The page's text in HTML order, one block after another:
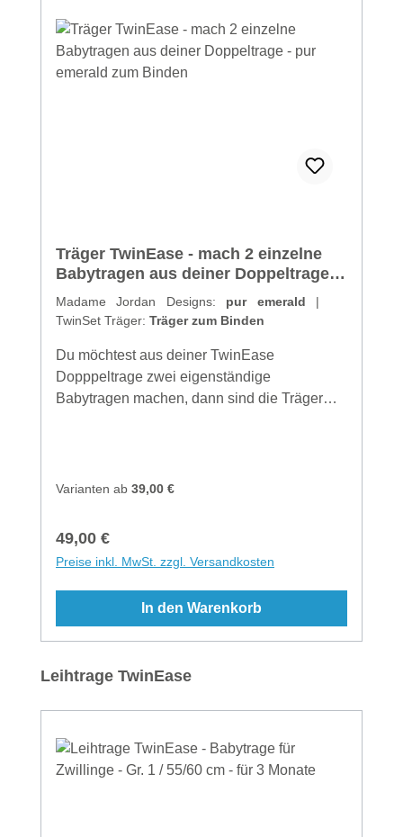
Träger TwinEase - mach 2 einzelne
Babytragen aus deiner Doppeltrage -
pur emerald zum Binden
Madame Jordan Designs: pur emerald |
TwinSet Träger: Träger zum Binden
Du möchtest aus deiner TwinEase
Dopppeltrage zwei eigenständige
Babytragen machen, dann sind die Träger
einfach seitlich ober unterm Po mit einer
Varianten ab 39,00 €
Regulärer Preis:
49,00 €
Preise inkl. MwSt. zzgl. Versandkosten
In den Warenkorb
Produktgalerie überspringen
Leihtrage TwinEase